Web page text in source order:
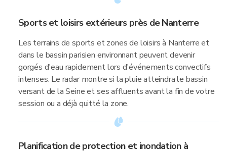
Sports et loisirs extérieurs près de Nanterre
Les terrains de sports et zones de loisirs à Nanterre et
dans le bassin parisien environnant peuvent devenir
gorgés d'eau rapidement lors d'événements convectifs
intenses. Le radar montre si la pluie atteindra le bassin
versant de la Seine et ses affluents avant la fin de votre
session ou a déjà quitté la zone.
Planification de protection et inondation à